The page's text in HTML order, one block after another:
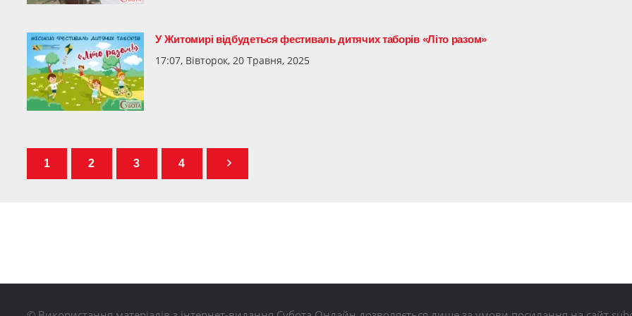
У Житомирі відбудеться фестиваль дитячих таборів «Літо разом»
17:07, Вівторок, 20 Травня, 2025
1 2 3 4